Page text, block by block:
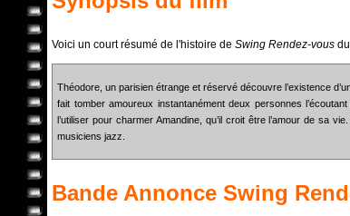
Voici un court résumé de l'histoire de Swing Rendez-vous
Théodore, un parisien étrange et réservé découvre l’existence
fait tomber amoureux instantanément deux personnes
l’utiliser pour charmer Amandine, qu’il croit être l’amour de sa
musiciens jazz.
Bande Annonce Swing